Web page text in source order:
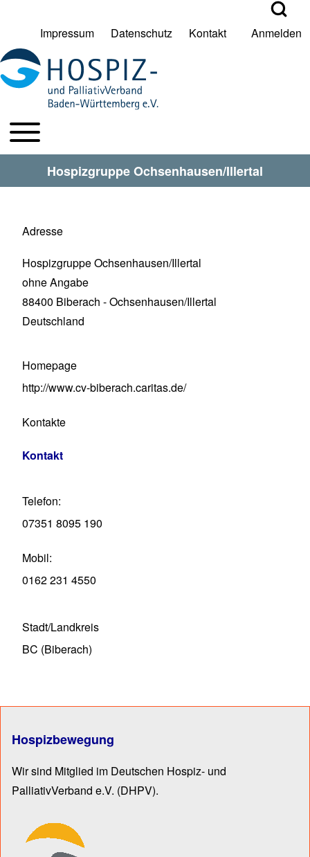
Suche Schließen
Suche
User account menu
Impressum Datenschutz Kontakt Anmelden
HPV BW Hauptmenu
Toggle main menu
Hospizgruppe Ochsenhausen/Illertal
Adresse
Hospizgruppe Ochsenhausen/Illertal
ohne Angabe
88400 Biberach - Ochsenhausen/Illertal
Deutschland
Homepage
http://www.cv-biberach.caritas.de/
Kontakte
Kontakt
Telefon
07351 8095 190
Mobil
0162 231 4550
Stadt/Landkreis
BC (Biberach)
Hospizbewegung
Wir sind Mitglied im Deutschen Hospiz- und
PalliativVerband e.V. (DHPV).